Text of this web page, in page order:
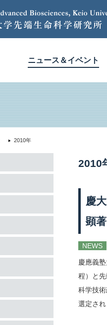
ニュース＆イベント
2010年
2010
慶
顕
NEWS
慶應義
程）と
科学技
選定さ